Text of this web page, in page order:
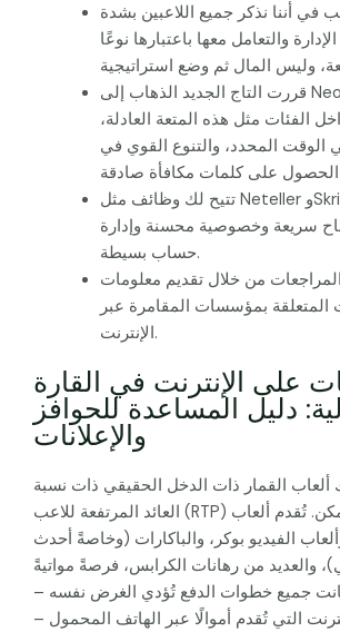
في أننا نذكر جميع اللاعبين بشدة
والتعامل معها باعتبارها نوعًا
قررت التاج الجديد الذهاب إلى Neospin، وبالتالي
الفئات مثل هذه المتعة العادلة،
الوقت المحدد، والتنوع القوي في
تتيح لك وظائف مثل Neteller وSkrill وPayPal
سريعة وخصوصية محسنة وإدارة
حساب بسيطة.
من خلال تقديم معلومات
المتعلقة بمؤسسات المقامرة عبر
الإنترنت.
على الإنترنت في القارة
دليل المساعدة للحوافز
والإعلانات
ألعاب القمار ذات الدخل الحقيقي ذات نسبة
العائد المرتفعة للاعب (RTP) أعلى عائد ممكن. تُقدم ألعاب
الفيديو بوكر، والباكارات (وخاصةً أحدث
والعديد من رهانات الكرابس، فرصةً مواتيةً
كانت جميع خطوات الدفع تُؤدي الغرض نفسه –
التي تُقدم أموالًا عبر الهاتف المحمول –